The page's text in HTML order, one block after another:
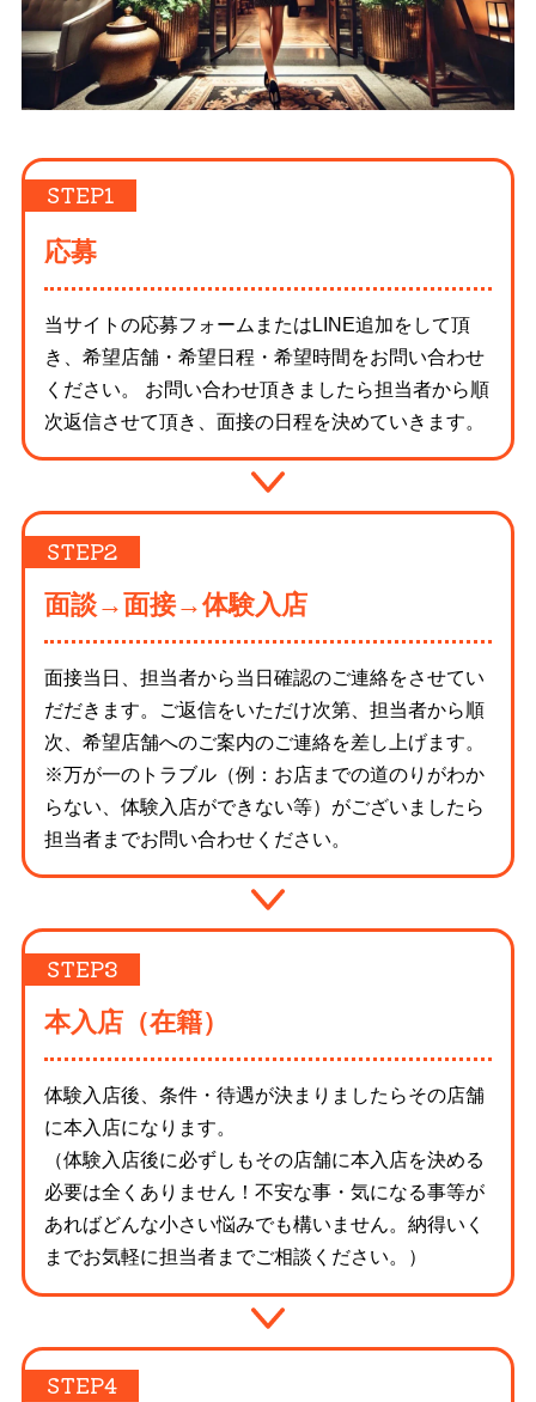
応募
当サイトの応募フォームまたはLINE追加をして頂
き、希望店舗・希望日程・希望時間をお問い合わせ
ください。 お問い合わせ頂きましたら担当者から順
次返信させて頂き、面接の日程を決めていきます。
面談→面接→体験入店
面接当日、担当者から当日確認のご連絡をさせてい
だだきます。ご返信をいただけ次第、担当者から順
次、希望店舗へのご案内のご連絡を差し上げます。
※万が一のトラブル（例：お店までの道のりがわか
らない、体験入店ができない等）がございましたら
担当者までお問い合わせください。
本入店（在籍）
体験入店後、条件・待遇が決まりましたらその店舗
に本入店になります。
（体験入店後に必ずしもその店舗に本入店を決める
必要は全くありません！不安な事・気になる事等が
あればどんな小さい悩みでも構いません。納得いく
までお気軽に担当者までご相談ください。）